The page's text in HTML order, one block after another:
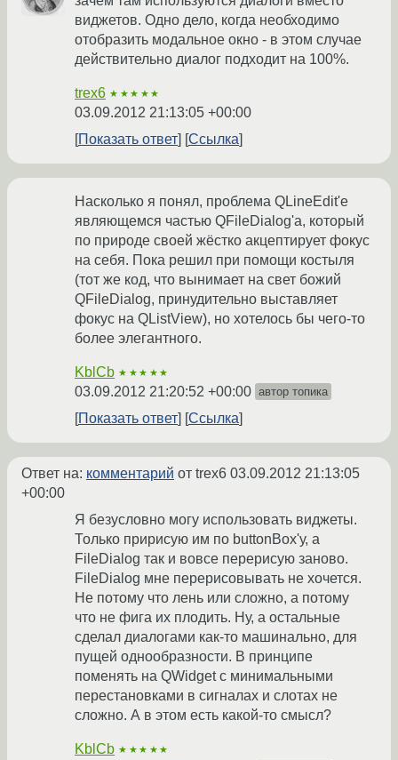
виджетов. Одно дело, когда необходимо
отобразить модальное окно - в этом случае
действительно диалог подходит на 100%.
trex6 ★★★★★
03.09.2012 21:13:05 +00:00
Показать ответ
Ссылка
Насколько я понял, проблема QLineEdit'е
являющемся частью QFileDialog'а, который
по природе своей жёстко акцептирует фокус
на себя. Пока решил при помощи костыля
(тот же код, что вынимает на свет божий
QFileDialog, принудительно выставляет
фокус на QListView), но хотелось бы чего-то
более элегантного.
KblCb ★★★★★
03.09.2012 21:20:52 +00:00 автор топика
Показать ответ Ссылка
Ответ на: комментарий от trex6 03.09.2012 21:13:05
+00:00
Я безусловно могу использовать виджеты.
Только пририсую им по buttonBox'у, а
FileDialog так и вовсе перерисую заново.
FileDialog мне перерисовывать не хочется.
Не потому что лень или сложно, а потому
что не фига их плодить. Ну, а остальные
сделал диалогами как-то машинально, для
пущей однообразности. В принципе
поменять на QWidget с минимальными
перестановками в сигналах и слотах не
сложно. А в этом есть какой-то смысл?
KblCb ★★★★★